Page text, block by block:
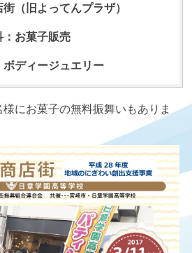
（旧よってんプラザ）
：お菓子販売
ディージュエリー
にお菓子の無料振舞いもありま